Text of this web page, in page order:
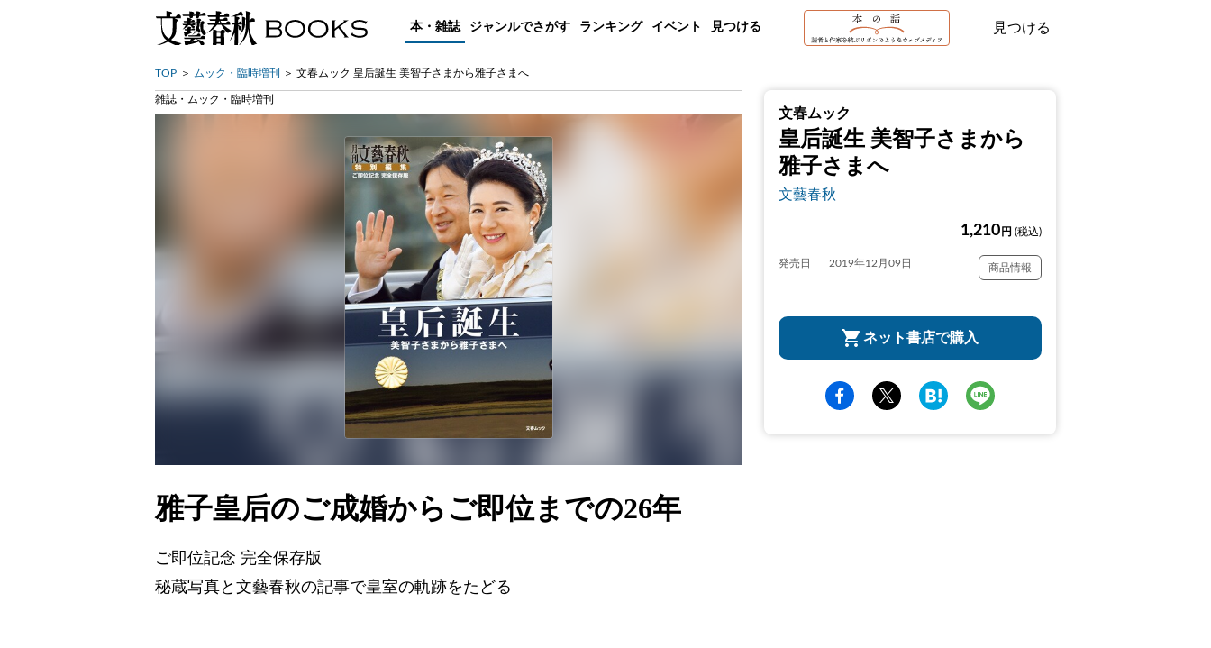
本・雑誌 ジャンルでさがす ランキング イベント 見つける 見つける
TOP ムック・臨時増刊 文春ムック 皇后誕生 美智子さまから雅子さまへ
文春ムック
皇后誕生 美智子さまから
雅子さまへ
文藝春秋
1,210 円 (税込)
発売日 2019年12月09日 商品情報
ネット書店で購入
雑誌・ムック・臨時増刊
雅子皇后のご成婚からご即位までの26年
ご即位記念 完全保存版
秘蔵写真と文藝春秋の記事で皇室の軌跡をたどる